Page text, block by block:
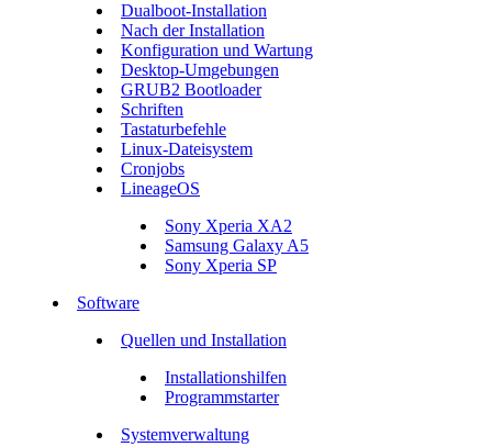
Dualboot-Installation
Nach der Installation
Konfiguration und Wartung
Desktop-Umgebungen
GRUB2 Bootloader
Schriften
Tastaturbefehle
Linux-Dateisystem
Cronjobs
LineageOS
Sony Xperia XA2
Samsung Galaxy A5
Sony Xperia SP
Software
Quellen und Installation
Installationshilfen
Programmstarter
Systemverwaltung